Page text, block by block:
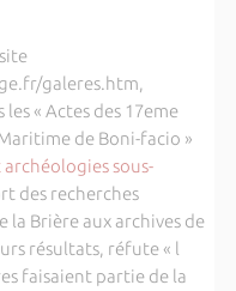
galeres.htm,
« Actes des 17eme
de Boni-facio »
sous-
des recherches
la Brière aux archives de
résultats, réfute « l
faisaient partie de la